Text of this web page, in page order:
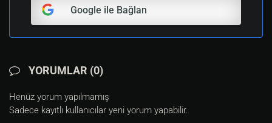
Google ile Bağlan
YORUMLAR (0)
Henüz yorum yapılmamış
Sadece kayıtlı kullanıcılar yeni yorum yapabilir.